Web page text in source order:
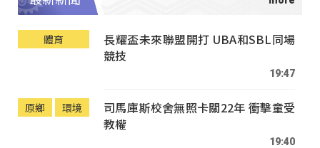
體育
長耀盃未來聯盟開打 UBA和SBL同場
競技
19:47
原鄉 環境
司馬庫斯校舍無照卡關22年 衝擊童受
教權
19:40